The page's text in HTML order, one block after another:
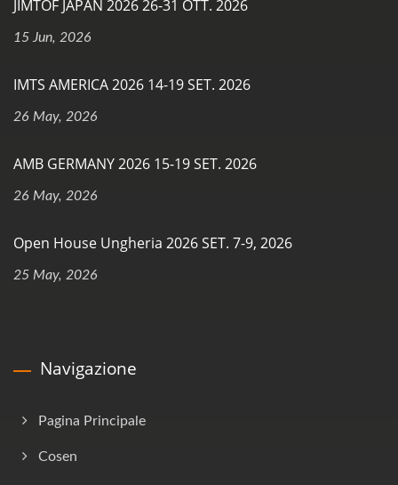
JIMTOF JAPAN 2026 26-31 OTT. 2026
15 Jun, 2026
IMTS AMERICA 2026 14-19 SET. 2026
26 May, 2026
AMB GERMANY 2026 15-19 SET. 2026
26 May, 2026
Open House Ungheria 2026 SET. 7-9, 2026
25 May, 2026
Navigazione
Pagina Principale
Cosen